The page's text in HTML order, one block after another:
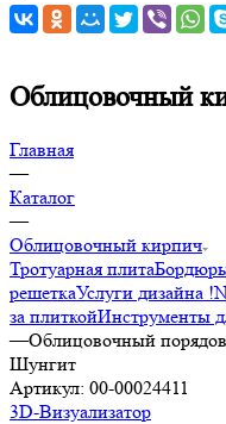
Облицовочный
Главная
—
Каталог
—
Облицовочный кирпич
Тротуарная плита
решеткаУслуги дизайна
за плиткойИнструменты
—Облицовочный
Шунгит
Артикул: 00-00024411
3D-Визуализатор